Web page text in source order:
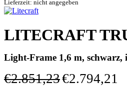
Lieferzeit: nicht angegeben
LITECRAFT
Light-Frame 1,6 m,
€2.851,23€2.794,21